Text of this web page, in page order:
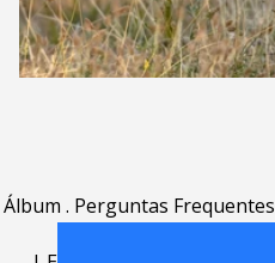
Álbum . Perguntas Frequentes